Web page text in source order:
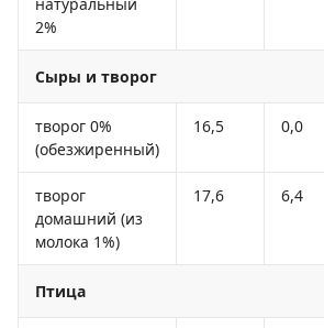
2%
Сыры и творог
творог 0%
(обезжиренный)
16,5 0,0
творог
домашний (из
молока 1%)
17,6 6,4
Птица